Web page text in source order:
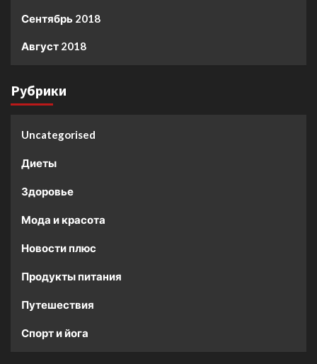
Сентябрь 2018
Август 2018
Рубрики
Uncategorised
Диеты
Здоровье
Мода и красота
Новости плюс
Продукты питания
Путешествия
Спорт и йога